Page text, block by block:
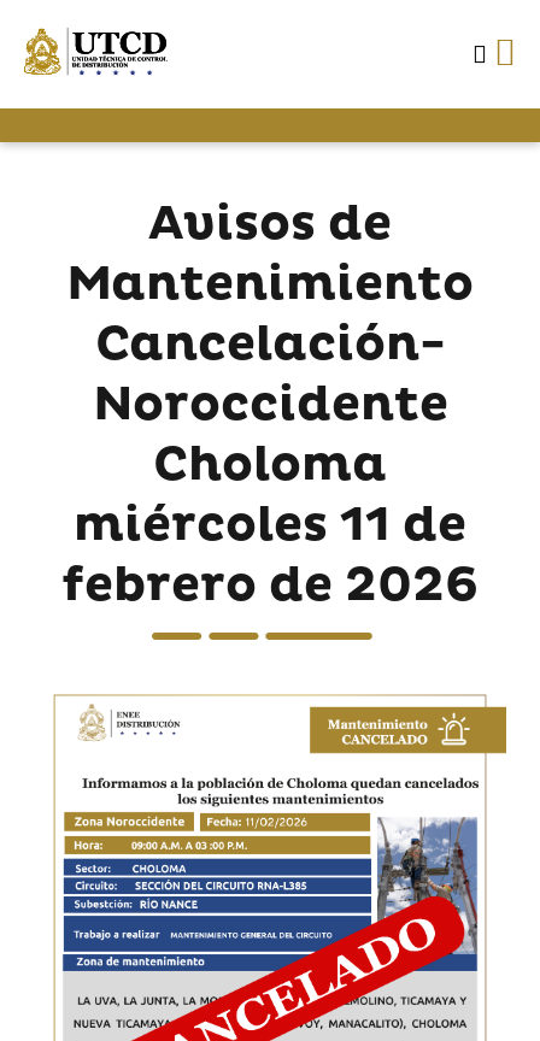
Avisos de
Mantenimiento
Cancelación-
Noroccidente
Choloma
miércoles 11 de
febrero de 2026